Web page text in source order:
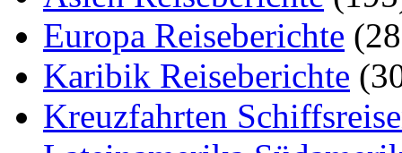
Europa Reiseberichte
Karibik Reiseberichte
Kreuzfahrten